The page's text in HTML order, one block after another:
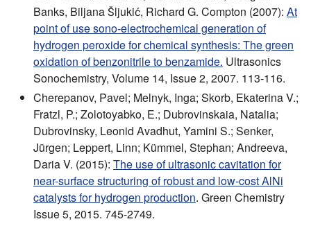
Banks, Biljana Šljukić, Richard G. Compton (2007): At
point of use sono-electrochemical generation of
hydrogen peroxide for chemical synthesis: The green
oxidation of benzonitrile to benzamide. Ultrasonics
Sonochemistry, Volume 14, Issue 2, 2007. 113-116.
Cherepanov, Pavel; Melnyk, Inga; Skorb, Ekaterina V.;
Fratzl, P.; Zolotoyabko, E.; Dubrovinskaia, Natalia;
Dubrovinsky, Leonid Avadhut, Yamini S.; Senker,
Jürgen; Leppert, Linn; Kümmel, Stephan; Andreeva,
Daria V. (2015): The use of ultrasonic cavitation for
near-surface structuring of robust and low-cost AlNi
catalysts for hydrogen production. Green Chemistry
Issue 5, 2015. 745-2749.